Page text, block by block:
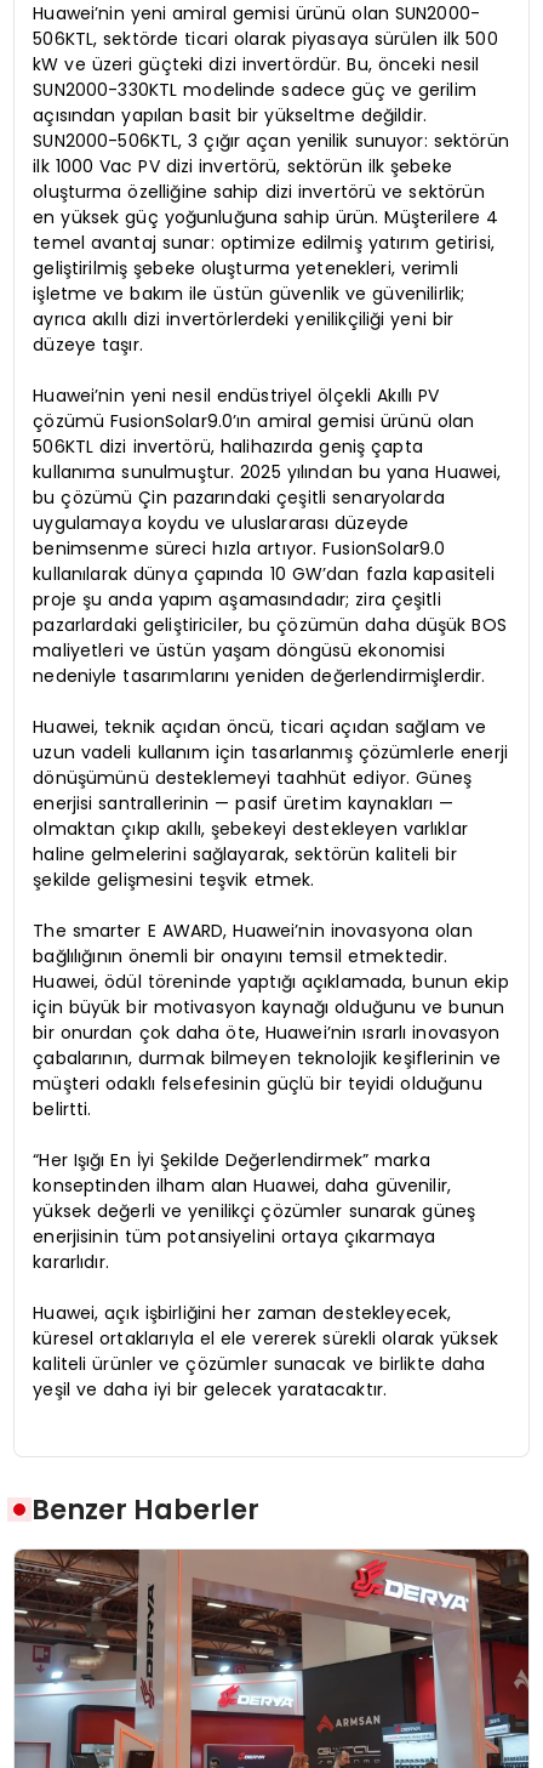
Huawei’nin yeni amiral gemisi ürünü olan SUN2000-
506KTL, sektörde ticari olarak piyasaya sürülen ilk 500
kW ve üzeri güçteki dizi invertördür. Bu, önceki nesil
SUN2000-330KTL modelinde sadece güç ve gerilim
açısından yapılan basit bir yükseltme değildir.
SUN2000-506KTL, 3 çığır açan yenilik sunuyor: sektörün
ilk 1000 Vac PV dizi invertörü, sektörün ilk şebeke
oluşturma özelliğine sahip dizi invertörü ve sektörün
en yüksek güç yoğunluğuna sahip ürün. Müşterilere 4
temel avantaj sunar: optimize edilmiş yatırım getirisi,
geliştirilmiş şebeke oluşturma yetenekleri, verimli
işletme ve bakım ile üstün güvenlik ve güvenilirlik;
ayrıca akıllı dizi invertörlerdeki yenilikçiliği yeni bir
düzeye taşır.
Huawei’nin yeni nesil endüstriyel ölçekli Akıllı PV
çözümü FusionSolar9.0’ın amiral gemisi ürünü olan
506KTL dizi invertörü, halihazırda geniş çapta
kullanıma sunulmuştur. 2025 yılından bu yana Huawei,
bu çözümü Çin pazarındaki çeşitli senaryolarda
uygulamaya koydu ve uluslararası düzeyde
benimsenme süreci hızla artıyor. FusionSolar9.0
kullanılarak dünya çapında 10 GW’dan fazla kapasiteli
proje şu anda yapım aşamasındadır; zira çeşitli
pazarlardaki geliştiriciler, bu çözümün daha düşük BOS
maliyetleri ve üstün yaşam döngüsü ekonomisi
nedeniyle tasarımlarını yeniden değerlendirmişlerdir.
Huawei, teknik açıdan öncü, ticari açıdan sağlam ve
uzun vadeli kullanım için tasarlanmış çözümlerle enerji
dönüşümünü desteklemeyi taahhüt ediyor. Güneş
enerjisi santrallerinin — pasif üretim kaynakları —
olmaktan çıkıp akıllı, şebekeyi destekleyen varlıklar
haline gelmelerini sağlayarak, sektörün kaliteli bir
şekilde gelişmesini teşvik etmek.
The smarter E AWARD, Huawei’nin inovasyona olan
bağlılığının önemli bir onayını temsil etmektedir.
Huawei, ödül töreninde yaptığı açıklamada, bunun ekip
için büyük bir motivasyon kaynağı olduğunu ve bunun
bir onurdan çok daha öte, Huawei’nin ısrarlı inovasyon
çabalarının, durmak bilmeyen teknolojik keşiflerinin ve
müşteri odaklı felsefesinin güçlü bir teyidi olduğunu
belirtti.
“Her Işığı En İyi Şekilde Değerlendirmek” marka
konseptinden ilham alan Huawei, daha güvenilir,
yüksek değerli ve yenilikçi çözümler sunarak güneş
enerjisinin tüm potansiyelini ortaya çıkarmaya
kararlıdır.
Huawei, açık işbirliğini her zaman destekleyecek,
küresel ortaklarıyla el ele vererek sürekli olarak yüksek
kaliteli ürünler ve çözümler sunacak ve birlikte daha
yeşil ve daha iyi bir gelecek yaratacaktır.
Benzer Haberler